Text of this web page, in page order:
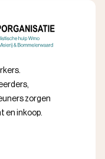
zorgen
en inkoop.